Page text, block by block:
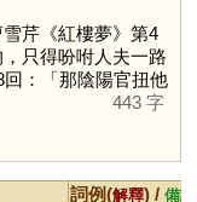
芹《紅樓夢》第4
只得吩咐人夫一路
：「那陰陽官扭他
443 字
詞例(解釋) / 備註